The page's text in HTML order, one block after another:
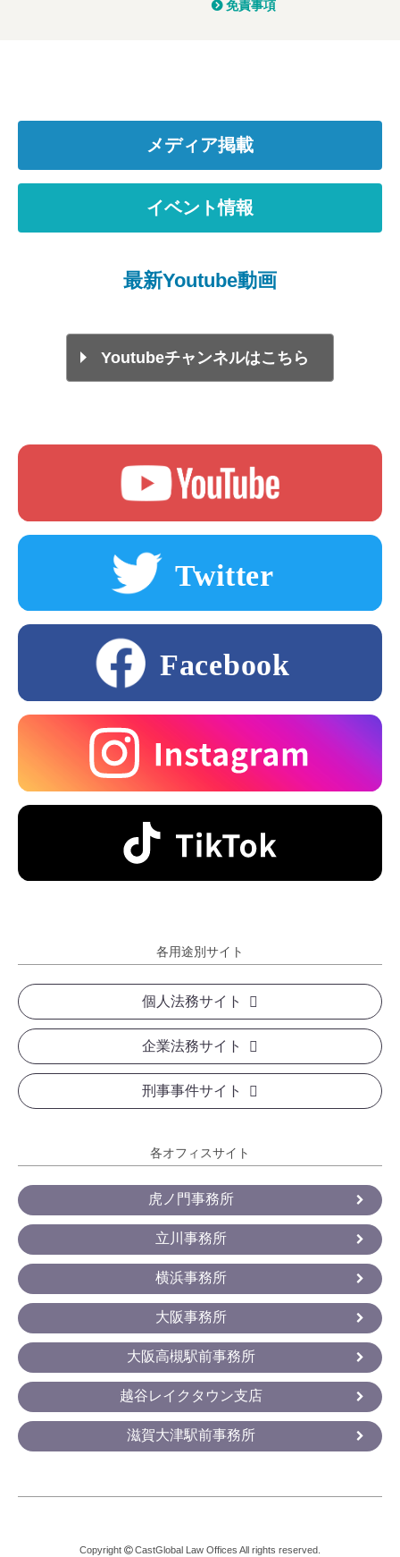
免責事項
メディア掲載
イベント情報
最新Youtube動画
Youtubeチャンネルはこちら
各用途別サイト
個人法務サイト
企業法務サイト
刑事事件サイト
各オフィスサイト
虎ノ門事務所
立川事務所
横浜事務所
大阪事務所
大阪高槻駅前事務所
越谷レイクタウン支店
滋賀大津駅前事務所
Copyright CastGlobal Law Offices All rights reserved.